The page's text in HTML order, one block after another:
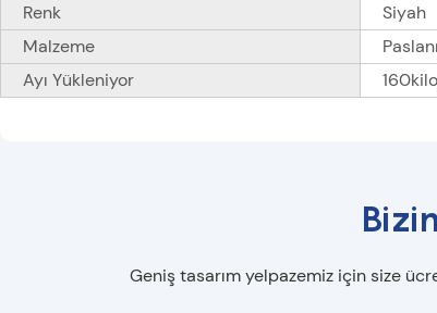
Renk
Siyah
Malzeme
Ayı Yükleniyor
Geniş tasarım yelpazemiz için size